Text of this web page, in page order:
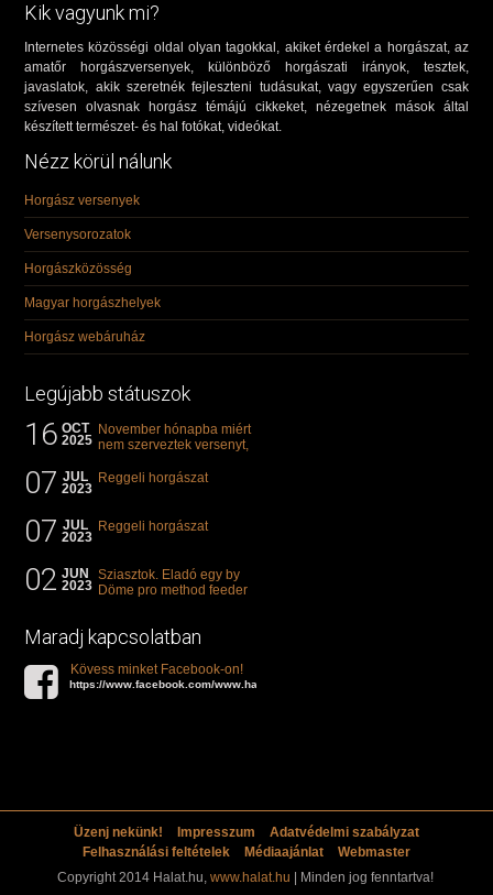
Kik vagyunk mi?
Internetes közösségi oldal olyan tagokkal, akiket érdekel a horgászat, az
amatőr horgászversenyek, különböző horgászati irányok, tesztek,
javaslatok, akik szeretnék fejleszteni tudásukat, vagy egyszerűen csak
szívesen olvasnak horgász témájú cikkeket, nézegetnek mások által
készített természet- és hal fotókat, videókat.
Nézz körül nálunk
Horgász versenyek
Versenysorozatok
Horgászközösség
Magyar horgászhelyek
Horgász webáruház
Legújabb státuszok
16 OCT
2025
November hónapba miért
nem szerveztek versenyt,
"kárászos"...
07 JUL
2023
Reggeli horgászat
07 JUL
2023
Reggeli horgászat
02 JUN
2023
Sziasztok. Eladó egy by
Döme pro method feeder
Maradj kapcsolatban
Kövess minket Facebook-on!
https://www.facebook.com/www.halat.hu
Üzenj nekünk! Impresszum
Adatvédelmi szabályzat
Felhasználási feltételek
Médiaajánlat
Webmaster
Copyright 2014 Halat.hu, www.halat.hu | Minden jog fenntartva!